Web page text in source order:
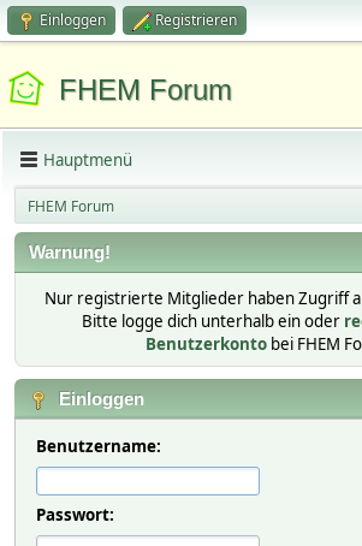
Einloggen Registrieren
FHEM Forum
Hauptmenü
FHEM Forum
Warnung!
Nur registrierte Mitglieder haben Zugriff
Bitte logge dich unterhalb ein oder
Benutzerkonto bei FHEM
Einloggen
Benutzername:
Passwort: